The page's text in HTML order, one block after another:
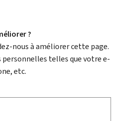
?
nous à améliorer cette page.
telles que votre e-
etc.